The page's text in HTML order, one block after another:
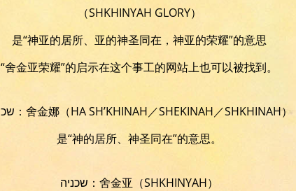
（SHKHINYAH GLORY）
是“神亚的居所、亚的神圣同在，神亚的荣耀”的意思
“舍金亚荣耀”的启示在这个事工的网站上也可以被找到。
שכינה：舍金娜（HA SH’KHINAH／SHEKINAH／SHKHINAH）
是“神的居所、神圣同在”的意思。
שכניה：舍金亚（SHKHINYAH）